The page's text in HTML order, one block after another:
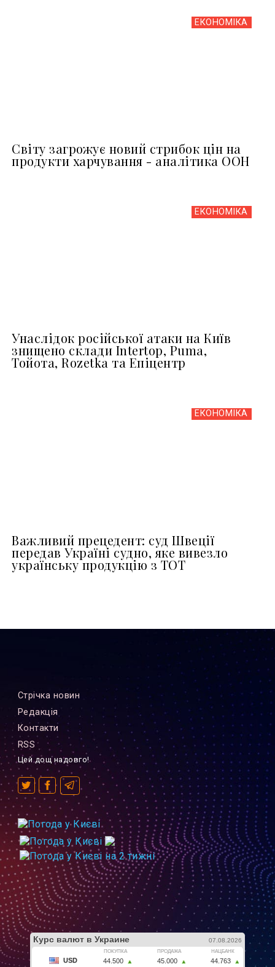
ЕКОНОМІКА
Світу загрожує новий стрибок цін на
продукти харчування - аналітика ООН
ЕКОНОМІКА
Унаслідок російської атаки на Київ
знищено склади Intertop, Puma,
Тойота, Rozetka та Епіцентр
ЕКОНОМІКА
Важливий прецедент: суд Швеції
передав Україні судно, яке вивезло
українську продукцію з ТОТ
Стрiчка новин
Редакцiя
Контакти
RSS
Цей дощ надовго!